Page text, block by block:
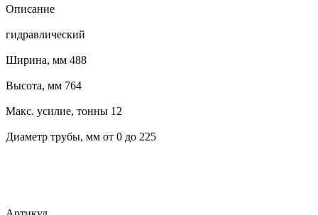
Описание
гидравлический
Ширина, мм 488
Высота, мм 764
Макс. усилие, тонны 12
Диаметр трубы, мм от 0 до 225